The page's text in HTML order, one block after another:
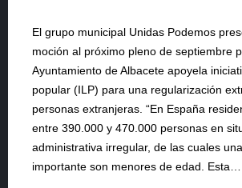
El grupo municipal Unidas Podemos
moción al próximo pleno de septiembre
Ayuntamiento de Albacete apoyela
popular (ILP) para una regularización
personas extranjeras. “En España
entre 390.000 y 470.000 personas en
administrativa irregular, de las cuales
importante son menores de edad. Esta…